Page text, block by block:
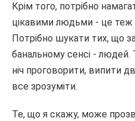
Крім того, потрібно
цікавими людьми - це теж
Потрібно шукати тих, що
банальному сенсі -
ніч проговорити, випити
все зрозуміти.
Те, що я скажу, може